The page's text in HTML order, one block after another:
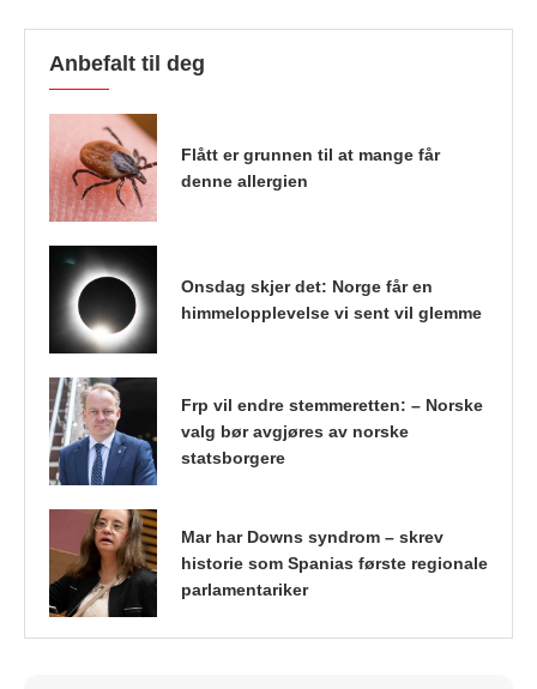
Anbefalt til deg
Flått er grunnen til at mange får
denne allergien
Onsdag skjer det: Norge får en
himmelopplevelse vi sent vil glemme
Frp vil endre stemmeretten: – Norske
valg bør avgjøres av norske
statsborgere
Mar har Downs syndrom – skrev
historie som Spanias første regionale
parlamentariker